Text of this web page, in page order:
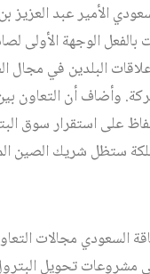
الأمير عبد العزيز
الوجهة الأولى
البلدين في مجال
وأضاف أن التعاون
على استقرار سوق
ستظل شريك الصين
السعودي مجالات
مشروعات تحويل